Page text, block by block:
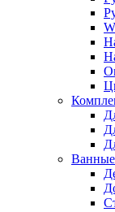
Ванные